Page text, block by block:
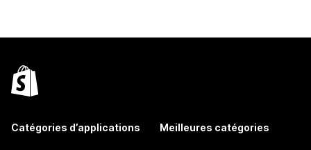
Catégories d’applications Meilleures catégories